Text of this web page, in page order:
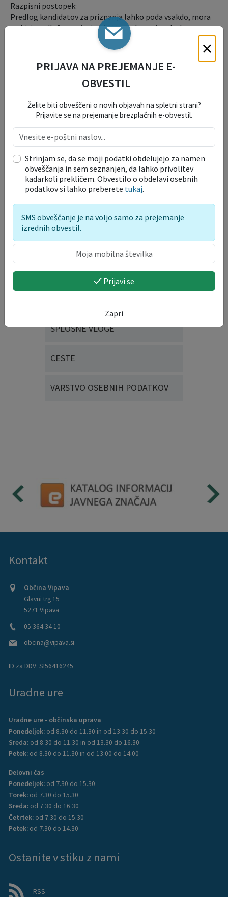
Razpisni postopek:
Predlog kandidatov za priznanja lahko poda vsakdo, mora
pa biti predložen v pisni obliki in vsebovati podatke o
kandidatu ter obrazložitev doseženih rezultatov.
Predloge je potrebno podati najkasneje do 27. maja 2003 na
naslov: Občina Vipava, Komisija za mandatna vprašanja,
volitve in imenovanja, Glavni trg 15, 5271 Vipava.
Jože Papež, univ. dipl. inž. agr.,l.r.
Vloge in obrazci
OKOLJE IN PROSTOR
TURIZEM, KMETIJSTVO IN
GOSPODARSTVO
DOGODKI, PRIREDITVE IN
UPORABA JAVNIH POVRŠIN
DRUŽBENE IN SOCIALNE
DEJAVNOSTI
SPLOŠNE VLOGE
CESTE
VARSTVO OSEBNIH PODATKOV
Kontakt
Občina Vipava
Glavni trg 15
5271 Vipava
05 364 34 10
obcina@vipava.si
ID za DDV: SI56416245
Uradne ure
Uradne ure - občinska uprava
Ponedeljek: od 8.30 do 11.30 in od 13.30 do 15.30
Sreda: od 8.30 do 11.30 in od 13.30 do 16.30
Petek: od 8.30 do 11.30 in od 13.00 do 14.00
Delovni čas
Ponedeljek: od 7.30 do 15.30
Torek: od 7.30 do 15.30
Sreda: od 7.30 do 16.30
Četrtek: od 7.30 do 15.30
Petek: od 7.30 do 14.30
Ostanite v stiku z nami
RSS
×
PRIJAVA NA PREJEMANJE E-
OBVESTIL
Želite biti obveščeni o novih objavah na spletni strani?
Prijavite se na prejemanje brezplačnih e-obvestil.
Strinjam se, da se moji podatki obdelujejo za namen
obveščanja in sem seznanjen, da lahko privolitev
kadarkoli prekličem. Obvestilo o obdelavi osebnih
podatkov si lahko preberete tukaj.
SMS obveščanje je na voljo samo za prejemanje
izrednih obvestil.
Prijavi se
Zapri